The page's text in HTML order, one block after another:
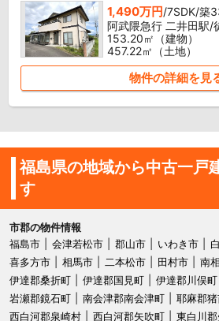
1,490万円/7SDK/築
阿武隈急行 二井田駅/
153.20㎡（建物）
457.22㎡（土地）
物件の詳細を見
福島県の地域から中古一戸
す
市郡の物件情報
福島市
会津若松市 郡山市 いわき市
喜多方市
相馬市 二本松市 田村市 南
伊達郡桑折町
伊達郡国見町 伊達郡川俣町
岩瀬郡鏡石町
南会津郡南会津町 耶麻郡
西白河郡泉崎村
西白河郡矢吹町 東白川